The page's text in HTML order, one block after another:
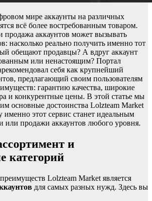
мире аккаунты на различных
всё более востребованным товаром.
аккаунтов может вызывать
насколько реально получить именно тот
обещают продавцы? А вдруг аккаунт
или ненастоящим? Портал
себя как крупнейший
предлагающий своим пользователям
гарантию качества, широкие
и конкурентные цены. В этой статье мы
основные достоинства Lolzteam Market
этот сервис станет идеальным
или продажи аккаунтов любого уровня.
и
категорий
Lolzteam Market является
для самых разных нужд. Здесь вы